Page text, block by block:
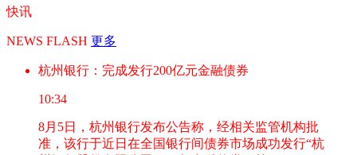
快讯
NEWS FLASH 更多
杭州银行：完成发行200亿元金融债券
10:34
8月5日，杭州银行发布公告称，经相关监管机构批
准，该行于近日在全国银行间债券市场成功发行“杭